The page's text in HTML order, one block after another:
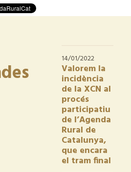
14/01/2022
Valorem la
incidència
de la XCN al
procés
participatiu
de l’Agenda
Rural de
Catalunya,
que encara
el tram final